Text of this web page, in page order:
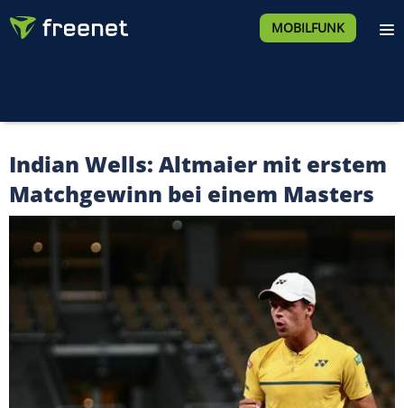
MOBILFUNK
Indian Wells: Altmaier mit erstem
Matchgewinn bei einem Masters